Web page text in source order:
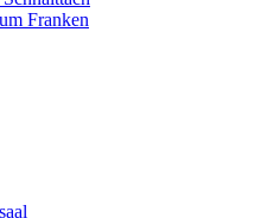
Franken